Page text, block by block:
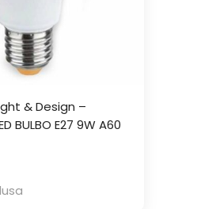
& Design –
BULBO E27 9W A60